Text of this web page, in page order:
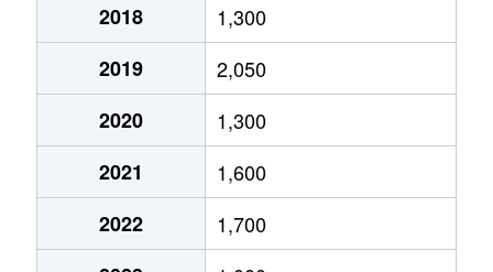
2018
1,300
2019
2,050
2020
1,300
2021
1,600
2022
1,700